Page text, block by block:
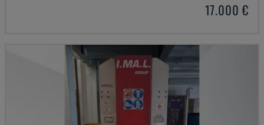
17.000 €